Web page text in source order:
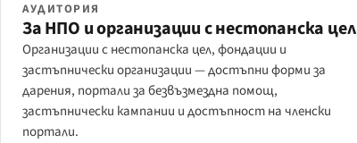
АУДИТОРИЯ
За НПО и организации с нестопанска цел
Организации с нестопанска цел, фондации и
застъпнически организации — достъпни форми за
дарения, портали за безвъзмездна помощ,
застъпнически кампании и достъпност на членски
портали.